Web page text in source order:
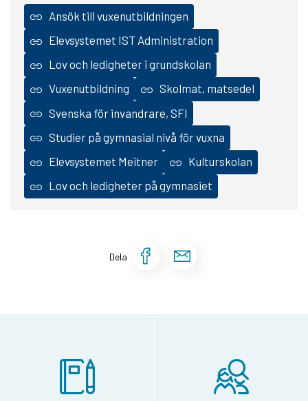
Ansök till vuxenutbildningen
Elevsystemet IST Administration
Lov och ledigheter i grundskolan
Vuxenutbildning
Skolmat, matsedel
Svenska för invandrare, SFI
Studier på gymnasial nivå för vuxna
Elevsystemet Meitner
Kulturskolan
Lov och ledigheter på gymnasiet
Dela Dela sidan på